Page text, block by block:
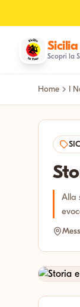
Scopri la
Home I
Alla